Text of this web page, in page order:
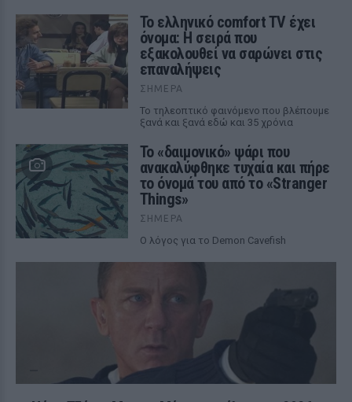
Το ελληνικό comfort TV έχει
όνομα: Η σειρά που
εξακολουθεί να σαρώνει στις
επαναλήψεις
ΣΉΜΕΡΑ
Το τηλεοπτικό φαινόμενο που βλέπουμε
ξανά και ξανά εδώ και 35 χρόνια
Το «δαιμονικό» ψάρι που
ανακαλύφθηκε τυχαία και πήρε
το όνομά του από το «Stranger
Things»
ΣΉΜΕΡΑ
Ο λόγος για το Demon Cavefish